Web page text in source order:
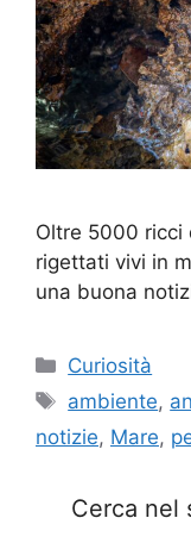
Oltre 5000 ricci
rigettati vivi in
una buona
Categorie
Curiosità
Tag
ambiente,
notizie, Mare,
Cerca nel